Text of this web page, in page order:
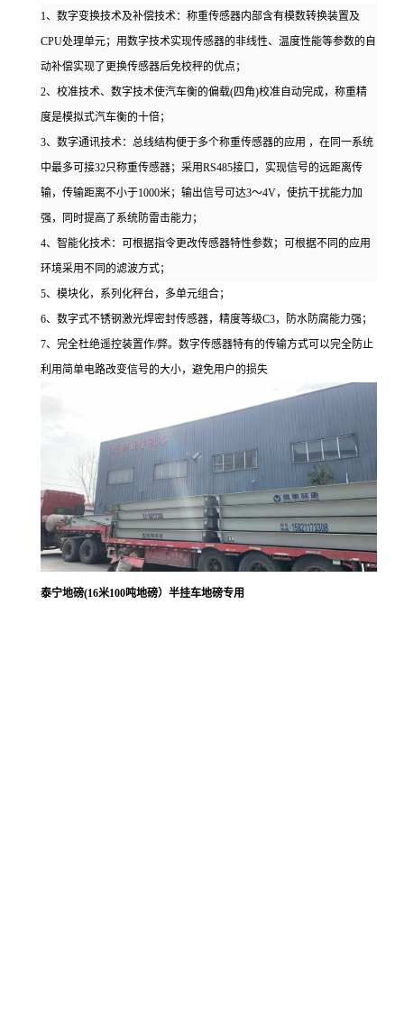
1、数字变换技术及补偿技术：称重传感器内部含有模数转换装置及
CPU处理单元；用数字技术实现传感器的非线性、温度性能等参数的自
动补偿实现了更换传感器后免校秤的优点；
2、校准技术、数字技术使汽车衡的偏载(四角)校准自动完成，称重精
度是模拟式汽车衡的十倍；
3、数字通讯技术：总线结构便于多个称重传感器的应用 ，在同一系统
中最多可接32只称重传感器；采用RS485接口，实现信号的远距离传
输，传输距离不小于1000米；输出信号可达3～4V，使抗干扰能力加
强，同时提高了系统防雷击能力；
4、智能化技术：可根据指令更改传感器特性参数；可根据不同的应用
环境采用不同的滤波方式；
5、模块化，系列化秤台，多单元组合；
6、数字式不锈钢激光焊密封传感器，精度等级C3，防水防腐能力强；
7、完全杜绝遥控装置作/弊。数字传感器特有的传输方式可以完全防止
利用简单电路改变信号的大小，避免用户的损失
泰宁地磅(16米100吨地磅）半挂车地磅专用